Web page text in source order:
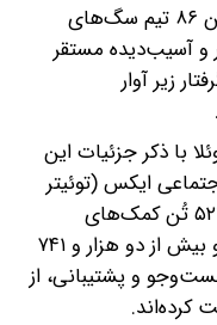
این نیروهای بین‌المللی با همراه داشتن ۸۶ تیم سگ‌های
و آسیب‌دیده مستقر
زیر آوار
با ذکر جزئیات این
ایکس (توئیتر
سابق) اعلام کرد که ۲۴ کشور با ارسال ۵۲۱ تُن کمک‌های
امدادی، ۸۶ تیم سگ‌های جست‌وجو و بیش از دو هزار و ۷۴۱
و پشتیبانی، از
کرده‌اند.